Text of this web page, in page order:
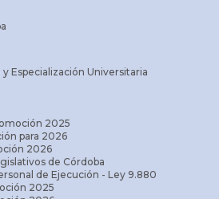
Especialización Universitaria
2025
para 2026
2026
de Córdoba
de Ejecución - Ley 9.880
2025